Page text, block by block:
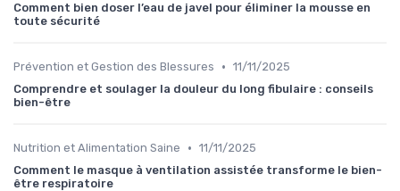
Comment bien doser l’eau de javel pour éliminer la mousse en
toute sécurité
Prévention et Gestion des Blessures • 11/11/2025
Comprendre et soulager la douleur du long fibulaire : conseils
bien-être
Nutrition et Alimentation Saine • 11/11/2025
Comment le masque à ventilation assistée transforme le bien-
être respiratoire